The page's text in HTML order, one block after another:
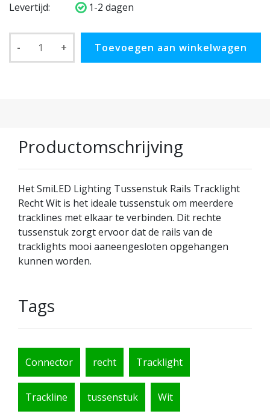
Levertijd:
1-2 dagen
- + Toevoegen aan winkelwagen
Productomschrijving
Het SmiLED Lighting Tussenstuk Rails Tracklight
Recht Wit is het ideale tussenstuk om meerdere
tracklines met elkaar te verbinden. Dit rechte
tussenstuk zorgt ervoor dat de rails van de
tracklights mooi aaneengesloten opgehangen
kunnen worden.
Tags
Connector recht Tracklight
Trackline tussenstuk Wit